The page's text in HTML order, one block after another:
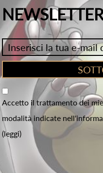
Accetto il trattamento dei
modalità indicate
(leggi)